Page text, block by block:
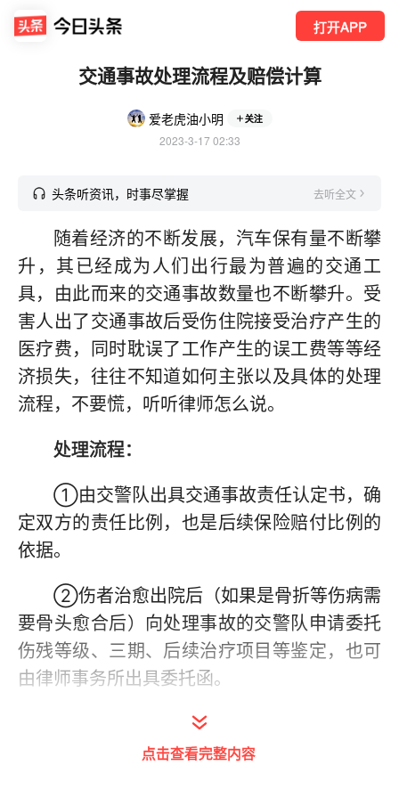
打开APP
交通事故处理流程及赔偿计算
爱老虎油小明 关注
2023-3-17 02:33
头条听资讯，时事尽掌握 去听全文
随着经济的不断发展，汽车保有量不断攀
升，其已经成为人们出行最为普遍的交通工
具，由此而来的交通事故数量也不断攀升。受
害人出了交通事故后受伤住院接受治疗产生的
医疗费，同时耽误了工作产生的误工费等等经
济损失，往往不知道如何主张以及具体的处理
流程，不要慌，听听律师怎么说。
处理流程：
①由交警队出具交通事故责任认定书，确
定双方的责任比例，也是后续保险赔付比例的
依据。
②伤者治愈出院后（如果是骨折等伤病需
要骨头愈合后）向处理事故的交警队申请委托
伤残等级、三期、后续治疗项目等鉴定，也可
由律师事务所出具委托函。
③按照相关赔偿标准向对方或保险公司要
求理赔，如果理赔金额达不到预期可直接向法
点击查看完整内容